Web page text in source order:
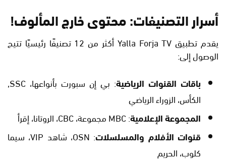
أسرار التصنيفات: محتوى خارج المألوف!
يقدم تطبيق Yalla Forja TV أكثر من 12 تصنيفًا رئيسيًا تتيح
الوصول إلى:
باقات القنوات الرياضية
: بي إن سبورت بأنواعها، SSC,
الكأس، الزوراء الرياضي
المجموعة الإعلامية: MBC مجموعة، CBC، الروتانا، إقرأ
قنوات الأفلام والمسلسلات
: OSN، شاهد VIP، سيما
كلوب، الحريم